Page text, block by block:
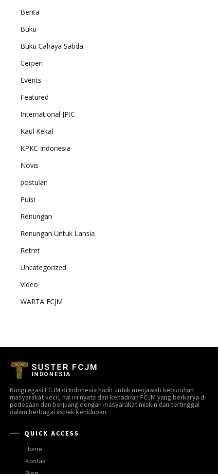
Berita
Buku
Buku Cahaya Sabda
Cerpen
Events
Featured
International JPIC
Kaul Kekal
KPKC Indonesia
Novis
postulan
Puisi
Renungan
Renungan Untuk Lansia
Retret
Uncategorized
Video
WARTA FCJM
SUSTER FCJM
INDONESIA
Kongregasi FCJM di Indonesia hadir untuk menjawab kebutuhan
masyarakat kecil, hal ini nyata dari kehadiran FCJM yang berkarya di
pedesaan dan berjuang dengan masyarakat miskin dan tertinggal
dalam berbagai aspek kehidupan.
QUICK ACCESS
Home
Kontak